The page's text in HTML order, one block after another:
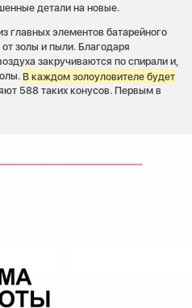
детали на новые.
главных элементов батарейного
золы и пыли. Благодаря
закручиваются по спирали и,
В каждом золоуловителе будет
588 таких конусов. Первым в